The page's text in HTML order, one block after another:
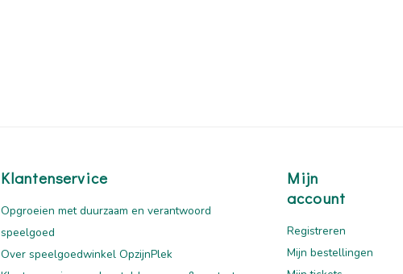
Klantenservice
Opgroeien met duurzaam en verantwoord
speelgoed
Over speelgoedwinkel OpzijnPlek
Mijn
account
Registreren
Mijn bestellingen